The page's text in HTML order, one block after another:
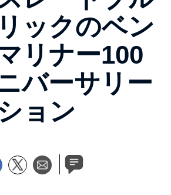
ックのベン
リナー100
バーサリー
ョン